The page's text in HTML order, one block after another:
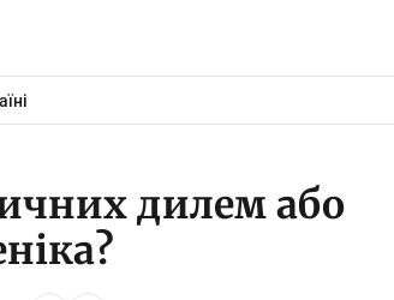
дилем або